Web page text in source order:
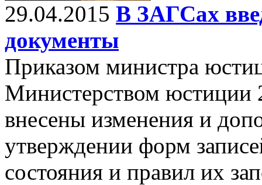
29.04.2015 В ЗАГСах
документы
Приказом министра
Министерством юстиции
внесены изменения и
утверждении форм
состояния и правил их